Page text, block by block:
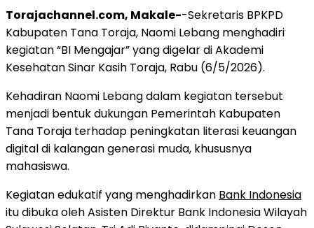
Torajachannel.com, Makale--Sekretaris BPKPD
Kabupaten Tana Toraja, Naomi Lebang menghadiri
kegiatan “BI Mengajar” yang digelar diAkademi
Kesehatan Sinar Kasih Toraja, Rabu (6/5/2026).
Kehadiran Naomi Lebang dalam kegiatan tersebut
menjadi bentuk dukungan Pemerintah Kabupaten
Tana Toraja terhadap peningkatan literasi keuangan
digital di kalangan generasi muda, khususnya
mahasiswa.
Kegiatan edukatif yang menghadirkan Bank Indonesia
itu dibuka oleh Asisten Direktur Bank Indonesia Wilayah